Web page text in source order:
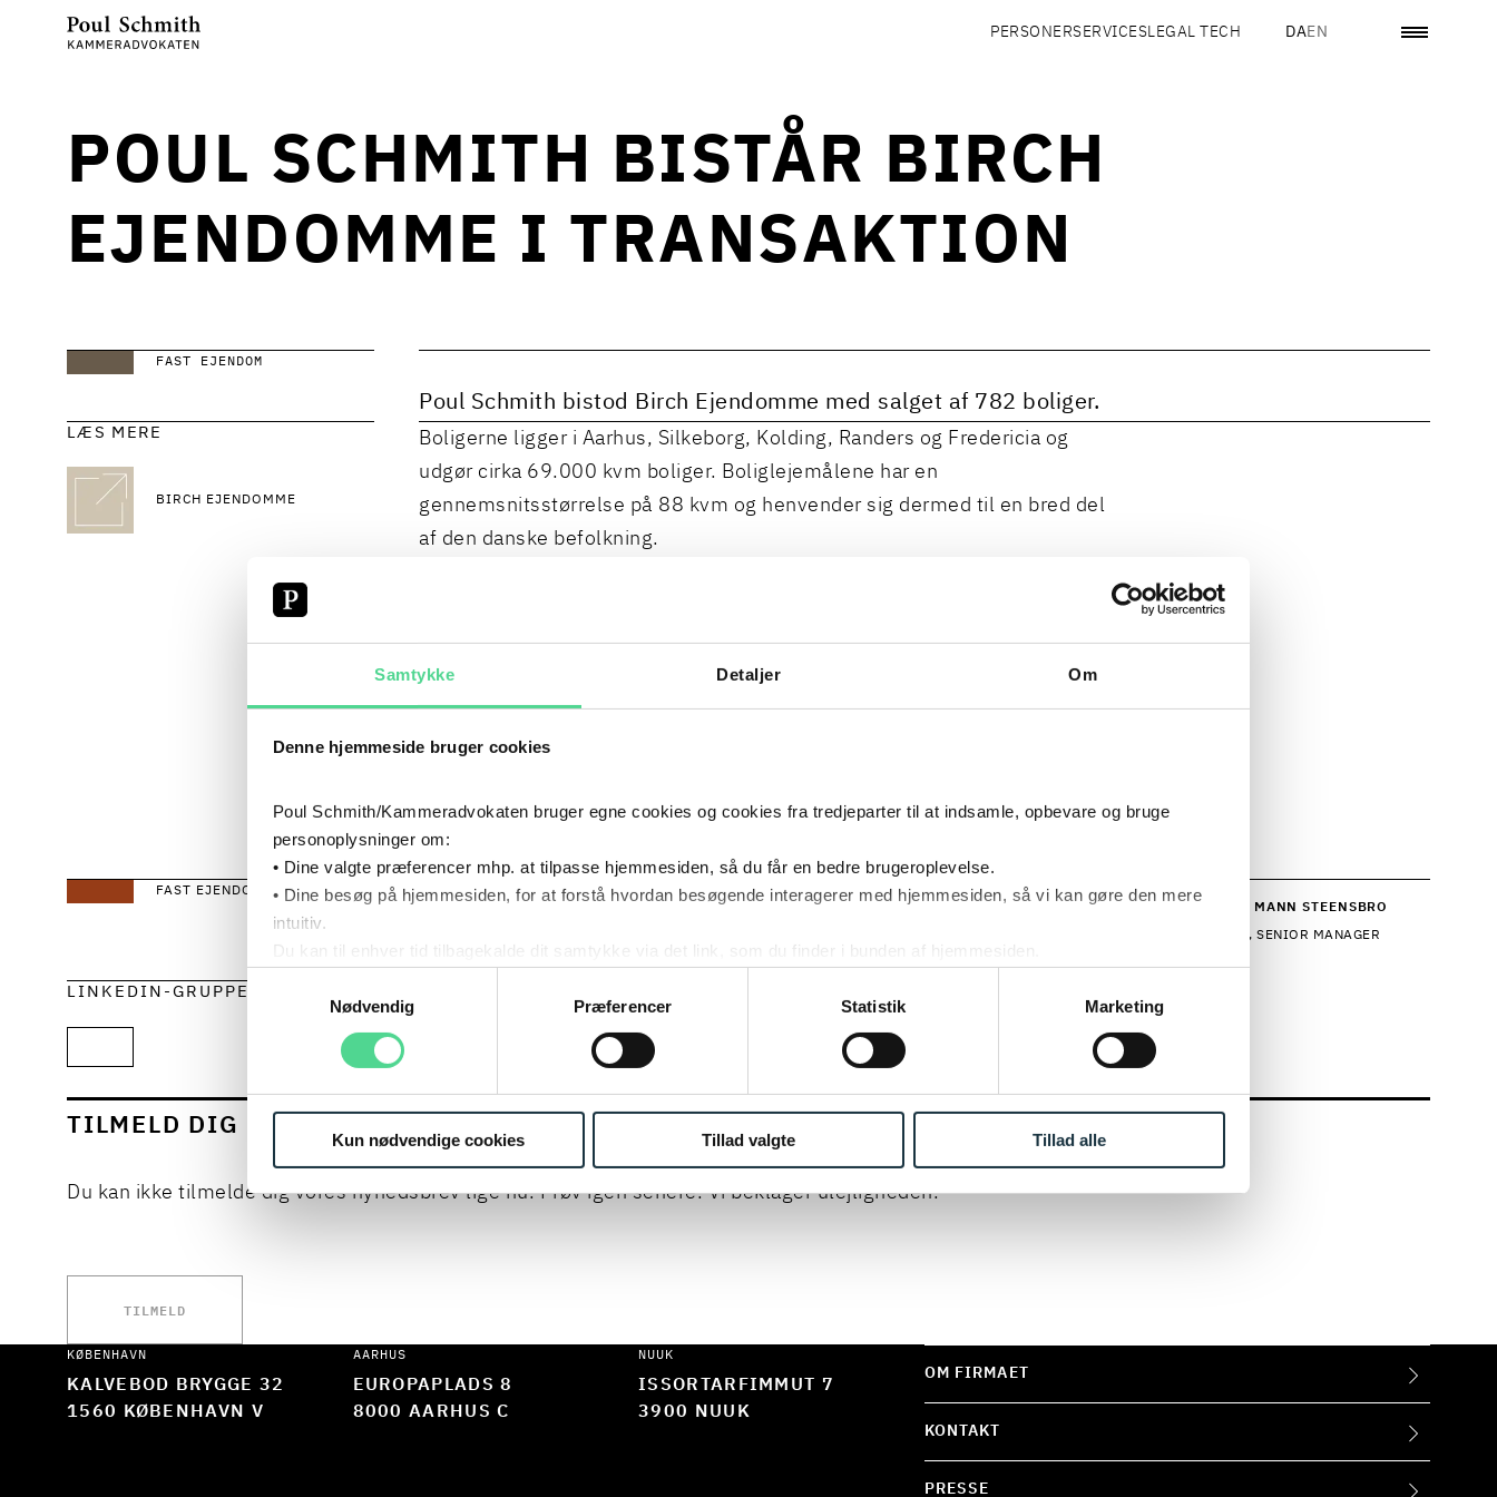
Samtykke Detaljer Om
Denne hjemmeside bruger cookies
Poul Schmith/Kammeradvokaten bruger egne cookies og cookies fra tredjeparter til at indsamle, opbevare og bruge
personoplysninger om:
• Dine valgte præferencer mhp. at tilpasse hjemmesiden, så du får en bedre brugeroplevelse.
• Dine besøg på hjemmesiden, for at forstå hvordan besøgende interagerer med hjemmesiden, så vi kan gøre den mere
intuitiv.
Du kan til enhver tid tilbagekalde dit samtykke via det link, som du finder i bunden af hjemmesiden.
Læs mere om vores behandling af personoplysninger her.
Samtykkevalg
Nødvendig
Præferencer Statistik Marketing
Kun nødvendige cookies Tillad valgte Tillad alle
PERSONERSERVICESLEGAL TECH DAEN
POUL SCHMITH BISTÅR BIRCH
EJENDOMME I TRANSAKTION
FAST EJENDOM
Poul Schmith bistod Birch Ejendomme med salget af 782 boliger.
LÆS MERE
BIRCH EJENDOMME
Boligerne ligger i Aarhus, Silkeborg, Kolding, Randers og Fredericia og
udgør cirka 69.000 kvm boliger. Boliglejemålene har en
gennemsnitsstørrelse på 88 kvm og henvender sig dermed til en bred del
af den danske befolkning.
godt samarbejde.
Lars Klemmed Bjørk
Læs mere om vores advokaters rådgivning i Fast Ejendom.
FAST EJENDOM
RIKKE HOFFENSETZ ANDRESEN
PHILIP PROCHOWNIK LARS KLEMMED BJØRK CAMILLA MANN STEENSBRO
ADVOKAT, SENIOR MANAGER
LINKEDIN-GRUPPE
TILMELD DIG VORES NYHEDSBREVE
Du kan ikke tilmelde dig vores nyhedsbrev lige nu. Prøv igen senere. Vi beklager ulejligheden.
TILMELD
KØBENHAVN
KALVEBOD BRYGGE 32
1560 KØBENHAVN V
AARHUS
EUROPAPLADS 8
8000 AARHUS C
NUUK
ISSORTARFIMMUT 7
3900 NUUK
OM FIRMAET
KONTAKT
PRESSE